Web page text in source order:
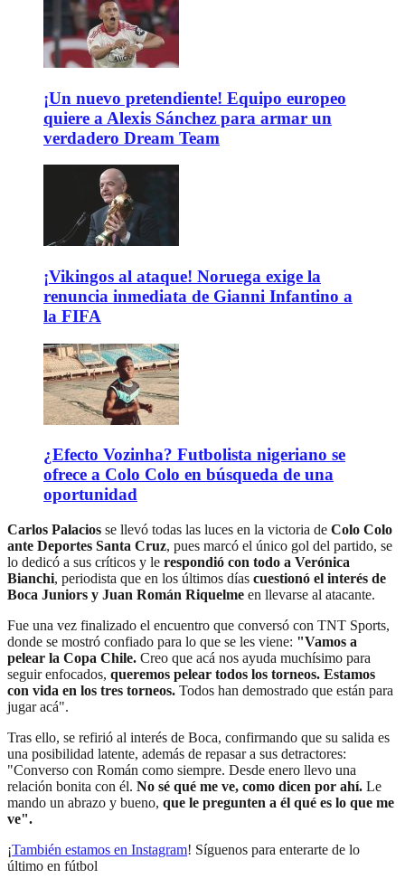
¡Un nuevo pretendiente! Equipo europeo
quiere a Alexis Sánchez para armar un
verdadero Dream Team
¡Vikingos al ataque! Noruega exige la
renuncia inmediata de Gianni Infantino a
la FIFA
¿Efecto Vozinha? Futbolista nigeriano se
ofrece a Colo Colo en búsqueda de una
oportunidad
Carlos Palacios se llevó todas las luces en la victoria de Colo Colo
ante Deportes Santa Cruz, pues marcó el único gol del partido, se
lo dedicó a sus críticos y le respondió con todo a Verónica
Bianchi, periodista que en los últimos días cuestionó el interés de
Boca Juniors y Juan Román Riquelme en llevarse al atacante.
Fue una vez finalizado el encuentro que conversó con TNT Sports,
donde se mostró confiado para lo que se les viene: "Vamos a
pelear la Copa Chile. Creo que acá nos ayuda muchísimo para
seguir enfocados, queremos pelear todos los torneos. Estamos
con vida en los tres torneos. Todos han demostrado que están para
jugar acá".
Tras ello, se refirió al interés de Boca, confirmando que su salida es
una posibilidad latente, además de repasar a sus detractores:
"Converso con Román como siempre. Desde enero llevo una
relación bonita con él. No sé qué me ve, como dicen por ahí. Le
mando un abrazo y bueno, que le pregunten a él qué es lo que me
ve".
¡También estamos en Instagram! Síguenos para enterarte de lo
último en fútbol